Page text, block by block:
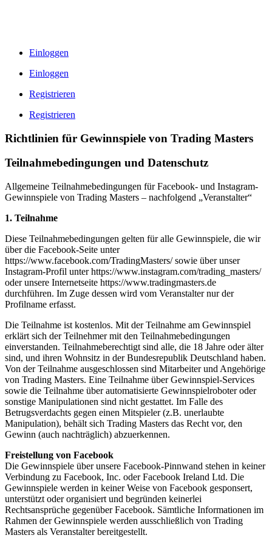
Einloggen
Einloggen
Registrieren
Registrieren
Richtlinien für Gewinnspiele von Trading Masters
Teilnahmebedingungen und Datenschutz
Allgemeine Teilnahmebedingungen für Facebook- und Instagram-
Gewinnspiele von Trading Masters – nachfolgend „Veranstalter“
1. Teilnahme
Diese Teilnahmebedingungen gelten für alle Gewinnspiele, die wir
über die Facebook-Seite unter
https://www.facebook.com/TradingMasters/ sowie über unser
Instagram-Profil unter https://www.instagram.com/trading_masters/
oder unsere Internetseite https://www.tradingmasters.de
durchführen. Im Zuge dessen wird vom Veranstalter nur der
Profilname erfasst.
Die Teilnahme ist kostenlos. Mit der Teilnahme am Gewinnspiel
erklärt sich der Teilnehmer mit den Teilnahmebedingungen
einverstanden. Teilnahmeberechtigt sind alle, die 18 Jahre oder älter
sind, und ihren Wohnsitz in der Bundesrepublik Deutschland haben.
Von der Teilnahme ausgeschlossen sind Mitarbeiter und Angehörige
von Trading Masters. Eine Teilnahme über Gewinnspiel-Services
sowie die Teilnahme über automatisierte Gewinnspielroboter oder
sonstige Manipulationen sind nicht gestattet. Im Falle des
Betrugsverdachts gegen einen Mitspieler (z.B. unerlaubte
Manipulation), behält sich Trading Masters das Recht vor, den
Gewinn (auch nachträglich) abzuerkennen.
Freistellung von Facebook
Die Gewinnspiele über unsere Facebook-Pinnwand stehen in keiner
Verbindung zu Facebook, Inc. oder Facebook Ireland Ltd. Die
Gewinnspiele werden in keiner Weise von Facebook gesponsert,
unterstützt oder organisiert und begründen keinerlei
Rechtsansprüche gegenüber Facebook. Sämtliche Informationen im
Rahmen der Gewinnspiele werden ausschließlich von Trading
Masters als Veranstalter bereitgestellt.